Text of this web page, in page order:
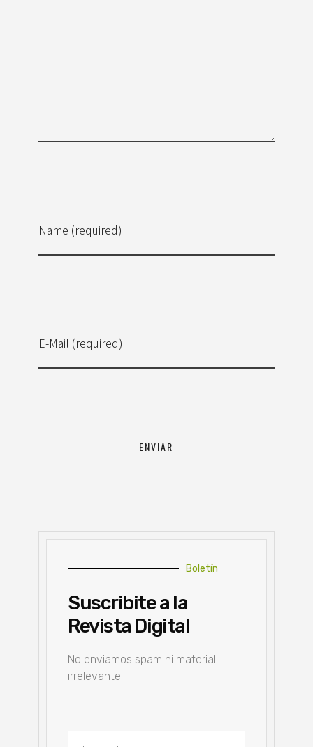
Name (required)
E-Mail (required)
Boletín
Suscribite a la
Revista Digital
No enviamos spam ni material
irrelevante.